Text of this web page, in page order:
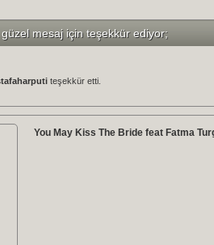
mesaj için teşekkür ediyor;
teşekkür etti.
You May Kiss The Bride feat Fatma